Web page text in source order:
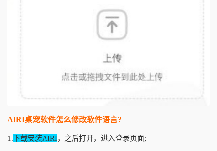
AIRI桌宠软件怎么修改软件语言?
1.下载安装AIRI，之后打开，进入登录页面;